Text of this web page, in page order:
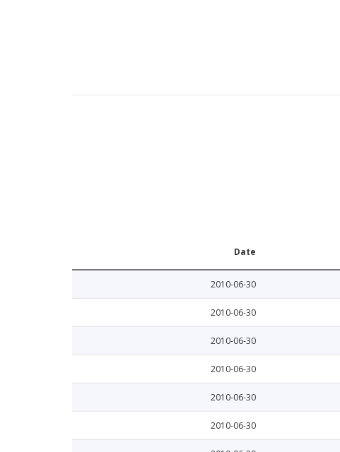
Date
2010-06-30
2010-06-30
2010-06-30
2010-06-30
2010-06-30
2010-06-30